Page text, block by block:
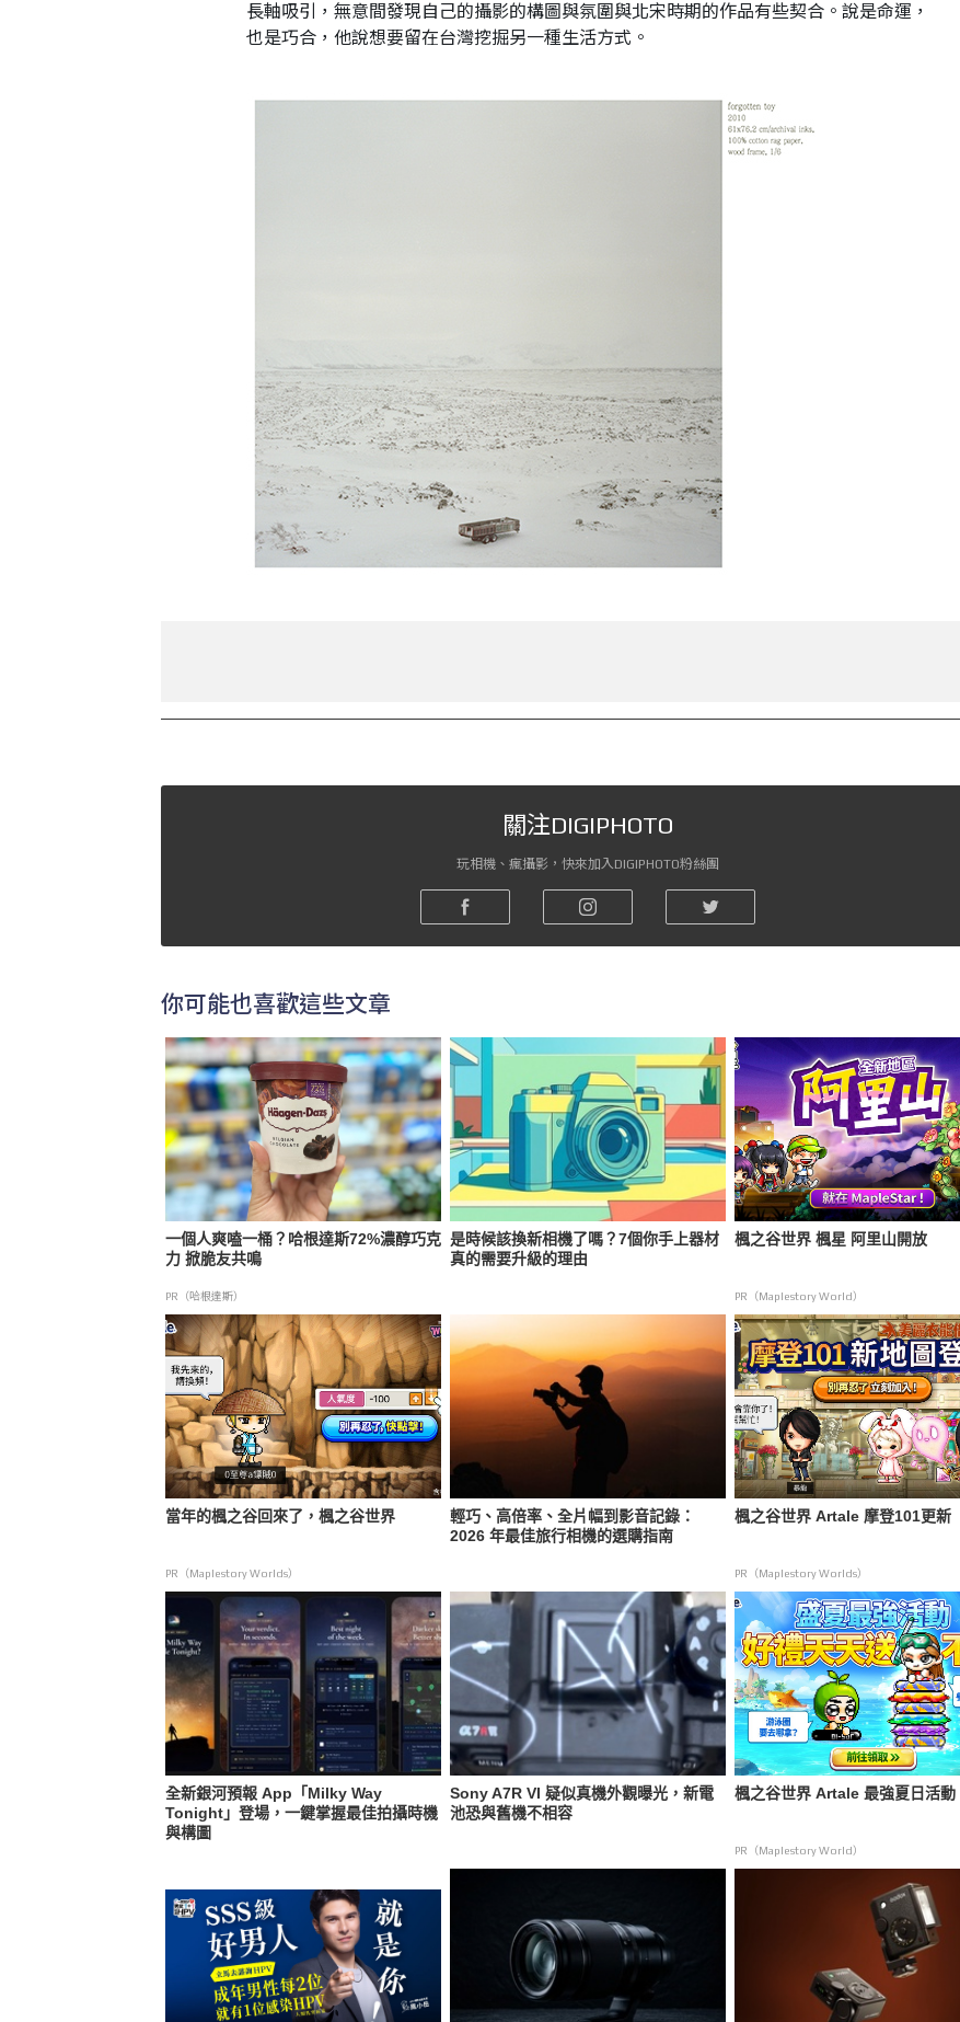
長軸吸引，無意間發現自己的攝影的構圖與氛圍與北宋時期的作品有些契合。說是命運，
也是巧合，他說想要留在台灣挖掘另一種生活方式。
關注DIGIPHOTO
玩相機、瘋攝影，快來加入DIGIPHOTO粉絲團
你可能也喜歡這些文章
一個人爽嗑一桶？哈根達斯72%濃醇巧克
力 掀脆友共鳴
PR（哈根達斯）
是時候該換新相機了嗎？7個你手上器材
真的需要升級的理由
楓之谷世界 楓星 阿里山開放
PR（Maplestory World）
當年的楓之谷回來了，楓之谷世界
PR（Maplestory Worlds）
輕巧、高倍率、全片幅到影音記錄：
2026 年最佳旅行相機的選購指南
楓之谷世界 Artale 摩登101更新
PR（Maplestory Worlds）
全新銀河預報 App「Milky Way
Tonight」登場，一鍵掌握最佳拍攝時機
與構圖
Sony A7R VI 疑似真機外觀曝光，新電
池恐與舊機不相容
楓之谷世界 Artale 最強夏日活動
PR（Maplestory World）